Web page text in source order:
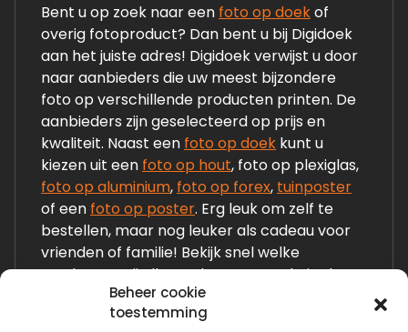
Beheer cookie
toestemming
Bent u op zoek naar een foto op doekof
overig fotoproduct? Dan bent u bij Digidoek
aan het juiste adres! Digidoek verwijst u door
naar aanbieders die uw meest bijzondere
foto op verschillende producten printen. De
aanbieders zijn geselecteerd op prijs en
kwaliteit. Naast een foto op doek kunt u
kiezen uit een foto op hout, foto op plexiglas,
foto op aluminium, foto op forex, tuinposter
of een foto op poster. Erg leuk om zelf te
bestellen, maar nog leuker als cadeau voor
vrienden of familie! Bekijk snel welke
producten wij allemaal op onze website laten